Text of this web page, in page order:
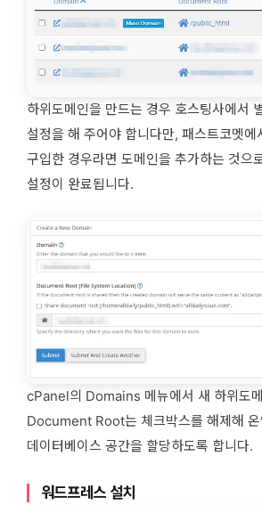
하위도메인을 만드는 경우 호스팅사에서
설정을 해 주어야 합니다만, 패스트코멧에
구입한 경우라면 도메인을 추가하는 것으
설정이 완료됩니다.
cPanel의 Domains 메뉴에서 새 하위도
Document Root는 체크박스를 해제해 온
데이터베이스 공간을 할당하도록 합니다.
워드프레스 설치